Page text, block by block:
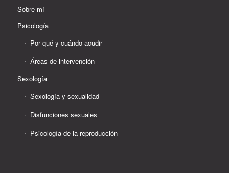
Sobre mí
Psicología
Por qué y cuándo acudir
Áreas de intervención
Sexología
Sexología y sexualidad
Disfunciones sexuales
Psicología de la reproducción